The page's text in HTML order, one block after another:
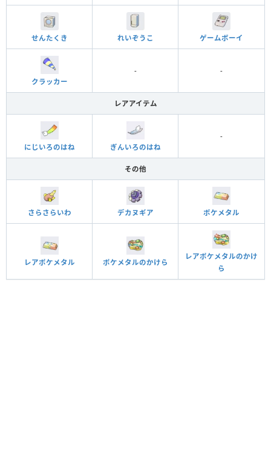
せんたくき れいぞうこ ゲームボーイ
クラッカー
- -
レアアイテム
にじいろのはね ぎんいろのはね
-
その他
さらさらいわ デカヌギア ポケメタル
レアポケメタル ポケメタルのかけら
レアポケメタルのかけ
ら